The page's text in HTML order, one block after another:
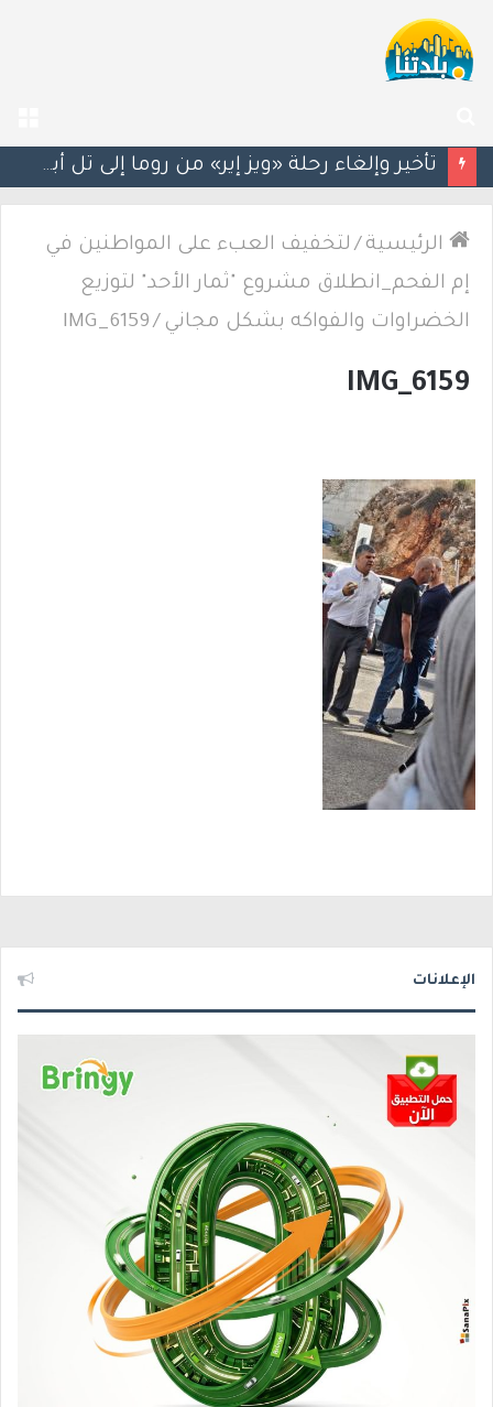
عن
تأخير وإلغاء رحلة «ويز إير» من روما إلى تل أبيب بعد طلب مسافر النزول خشية انتهاك السبت
الرئيسية / لتخفيف العبء على المواطنين في
إم الفحم_انطلاق مشروع "ثمار الأحد" لتوزيع
الخضراوات والفواكه بشكل مجاني /
IMG_6159
IMG_6159
الإعلانات